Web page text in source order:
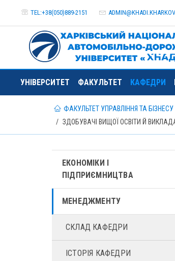
TEL:+38(050)889-2151 ADMIN@
УНІВЕРСИТЕТ ФАКУЛЬТЕТ КАФЕДРИ
ФАКУЛЬТЕТ УПРАВЛІННЯ ТА БІЗНЕСУ
ЗДОБУВАЧІ ВИЩОЇ ОСВІТИ Й
ЕКОНОМІКИ І
ПІДПРИЄМНИЦТВА
МЕНЕДЖМЕНТУ
СКЛАД КАФЕДРИ
ІСТОРІЯ КАФЕДРИ